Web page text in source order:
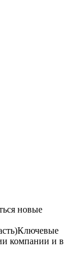
новые
Ключевые
компании и в